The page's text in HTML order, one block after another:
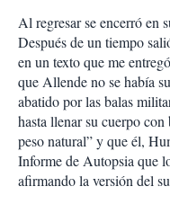
Al regresar se encerró en
Después de un tiempo
en un texto que me
que Allende no se había
abatido por las balas
hasta llenar su cuerpo
peso natural” y que él,
Informe de Autopsia que
afirmando la versión del